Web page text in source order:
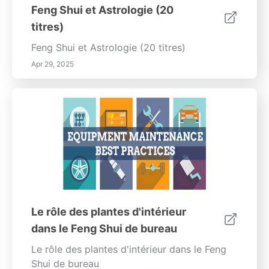
vibratoires uniques des cristaux. Découvrez
la touche personnelle que chaque pierre
apporte et transformez votre espace en un
havre nourrissant rempli de positivité et
d'inspiration.
Feng Shui et Astrologie (20
titres)
Feng Shui et Astrologie (20 titres)
Apr 29, 2025
Le rôle des plantes d'intérieur
dans le Feng Shui de bureau
Le rôle des plantes d'intérieur dans le Feng
Shui de bureau